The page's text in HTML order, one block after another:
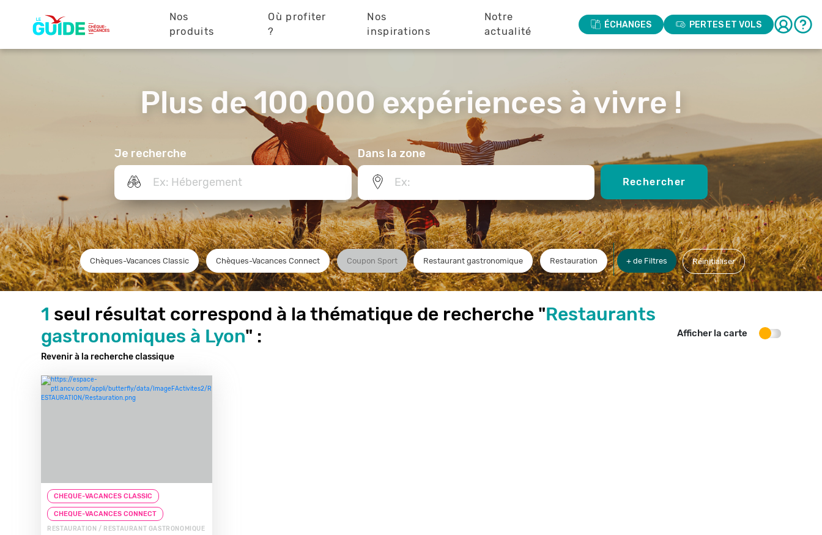
principale
Nos
produits
Où profiter
?
Nos
inspirations
Notre
actualité
ÉCHANGES PERTES ET VOLS
Plus de 100 000 expériences à vivre !
Je recherche Dans la zone
Rechercher
Chèques-Vacances Classic Chèques-Vacances Connect Coupon Sport Restaurant gastronomique Restauration + de Filtres Réinitialiser
1 seul résultat correspond à la thématique de recherche "Restaurants
gastronomiques à Lyon" :
Revenir à la recherche classique
Afficher la carte
CHEQUE-VACANCES CLASSIC
CHEQUE-VACANCES CONNECT
RESTAURATION / RESTAURANT GASTRONOMIQUE